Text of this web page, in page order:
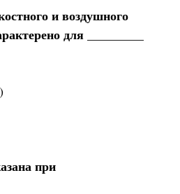
и воздушного
для _________
при